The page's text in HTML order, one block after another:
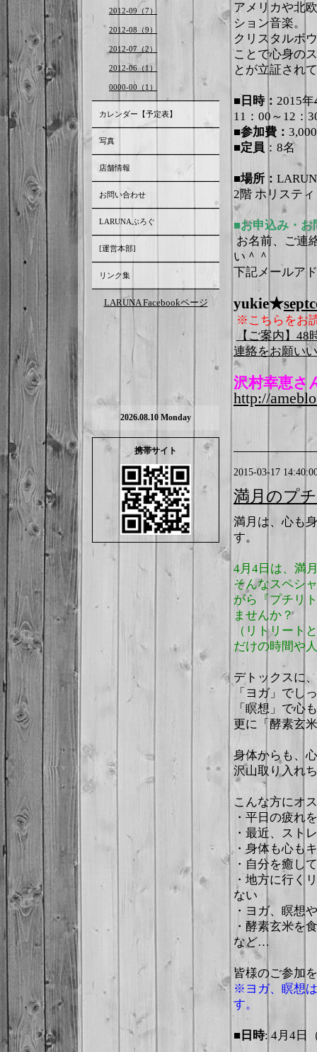
アメリカや北
ション音楽。
クリスタルボ
ことで心身の
とが立証され
■日時： 2015年
11：00～12：
■参加費：
■定員 ：8名
■場所：
2階 ホリステ
■お申込み・お
お名前、ご連
い＾＾
下記メールア
yukie★
※こちらをお
【ご案内】48
連絡をお願い
沢村幸恵
http://
2015-03-17
満月のプ
満月は、心も
す。
4月4日は、満
そんなスペシ
がら『プチリ
ませんか？
（リトリート
だけの時間や
デトックスに
「ヨガ」でし
「瞑想」で心
更に「酵素玄
身体からも、
沢山取り入れ
こんな方にオ
・平日の疲れ
・最近、スト
・身体も心も
・自分を癒し
・地方に行く
ない
・ヨガ、瞑想
・酵素玄米を
など…
皆様のご参加
※ヨガ、瞑想
す。
■日時: 4月4日
2012-09（7）
2012-08（9）
2012-07（2）
2012-06（1）
0000-00（1）
カレンダー【予定表】
写真
店舗情報
お問い合わせ
LARUNAぶろぐ
[運営本部]
リンク集
LARUNA Facebookページ
2026.08.10 Monday
携帯サイト